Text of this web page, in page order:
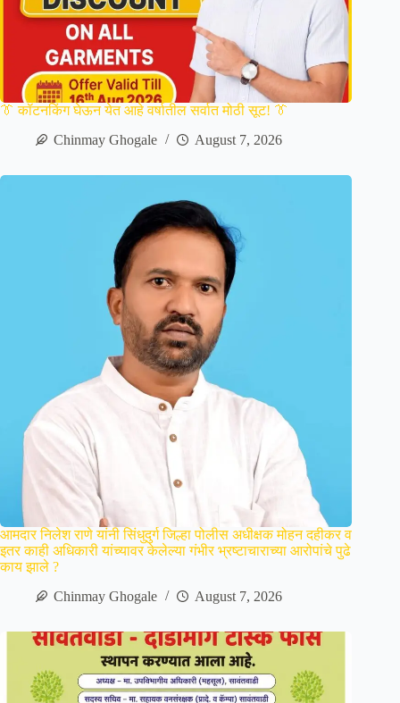
👔 कॉटनकिंग घेऊन येत आहे वर्षातील सर्वात मोठी सूट! 👔
Chinmay Ghogale
August 7, 2026
आमदार निलेश राणे यांनी सिंधुदुर्ग जिल्हा पोलीस अधीक्षक मोहन दहीकर व
इतर काही अधिकारी यांच्यावर केलेल्या गंभीर भ्रष्टाचाराच्या आरोपांचे पुढे
काय झाले ?
Chinmay Ghogale
August 7, 2026